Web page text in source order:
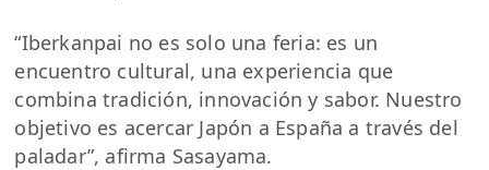
“Iberkanpai no es solo una feria: es un
encuentro cultural, una experiencia que
combina tradición, innovación y sabor. Nuestro
objetivo es acercar Japón a España a través del
paladar”, afirma Sasayama.